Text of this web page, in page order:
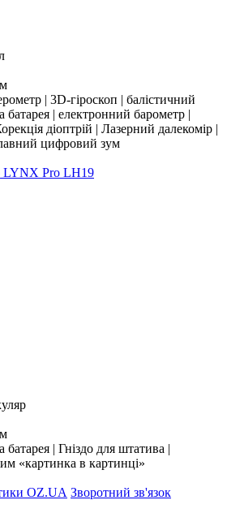
| 3D-гіроскоп | балістичний
батарея | електронний барометр |
діоптрій | Лазерний далекомір |
цифровий зум
Pro LH19
батарея | Гніздо для штатива |
«картинка в картинці»
Зворотний зв'язок